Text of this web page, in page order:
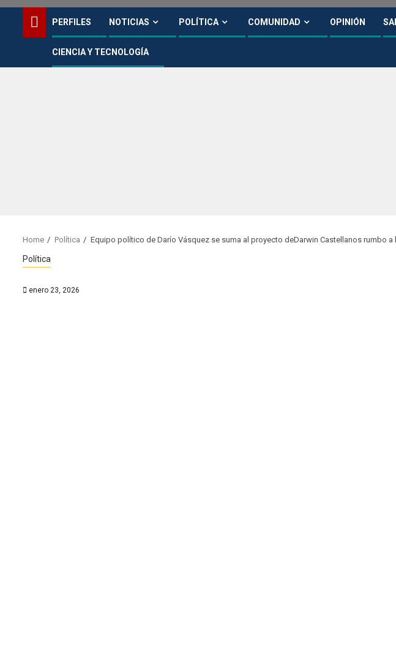
PERFILES NOTICIAS POLÍTICA COMUNIDAD OPINIÓN
CIENCIA Y TECNOLOGÍA
Home Política Equipo político de Darío Vásquez se suma al proyecto deDarwin Castellanos rumbo a
Política
enero 23, 2026